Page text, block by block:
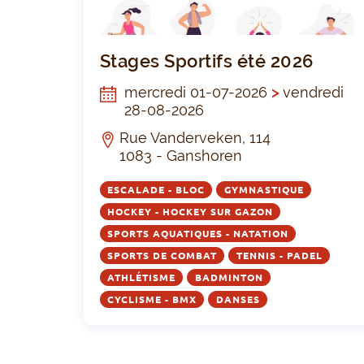
Stages Sportifs été 2026
mercredi 01-07-2026 >vendredi
28-08-2026
Rue Vanderveken, 114
1083 - Ganshoren
ESCALADE - BLOC GYMNASTIQUE
HOCKEY - HOCKEY SUR GAZON
SPORTS AQUATIQUES - NATATION
SPORTS DE COMBAT TENNIS - PADEL
ATHLÉTISME BADMINTON
CYCLISME - BMX DANSES